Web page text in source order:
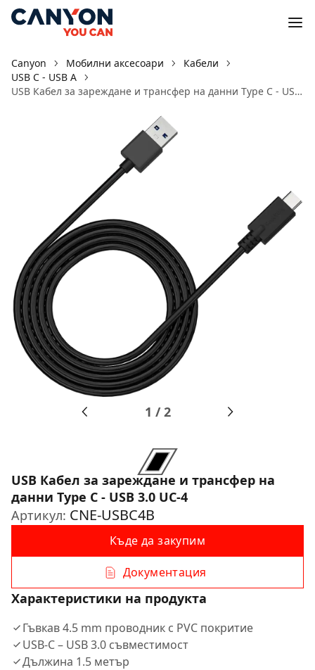
Canyon Мобилни аксесоари
Кабели
USB C - USB A
USB Кабел за зареждане и трансфер на данни Type C - USB 3.0 UC-4
1 /2
USB Кабел за зареждане и трансфер на
данни Type C - USB 3.0 UC-4
Артикул: CNE-USBC4B
Къде да закупим
Документация
Характеристики на продукта
Гъвкав 4.5 mm проводник с PVC покритие
USB-C – USB 3.0 съвместимост
Дължина 1.5 метър